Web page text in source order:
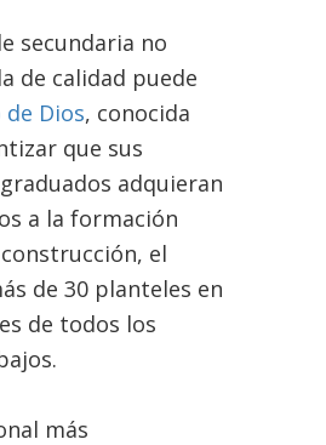
secundaria no
de calidad puede
Dios, conocida
que sus
adquieran
a la formación
el
de 30 planteles en
de todos los
más